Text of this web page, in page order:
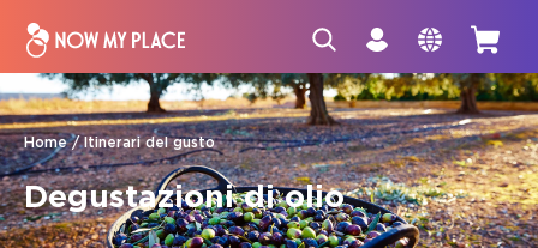
Home Itinerari del gusto
Degustazioni di olio